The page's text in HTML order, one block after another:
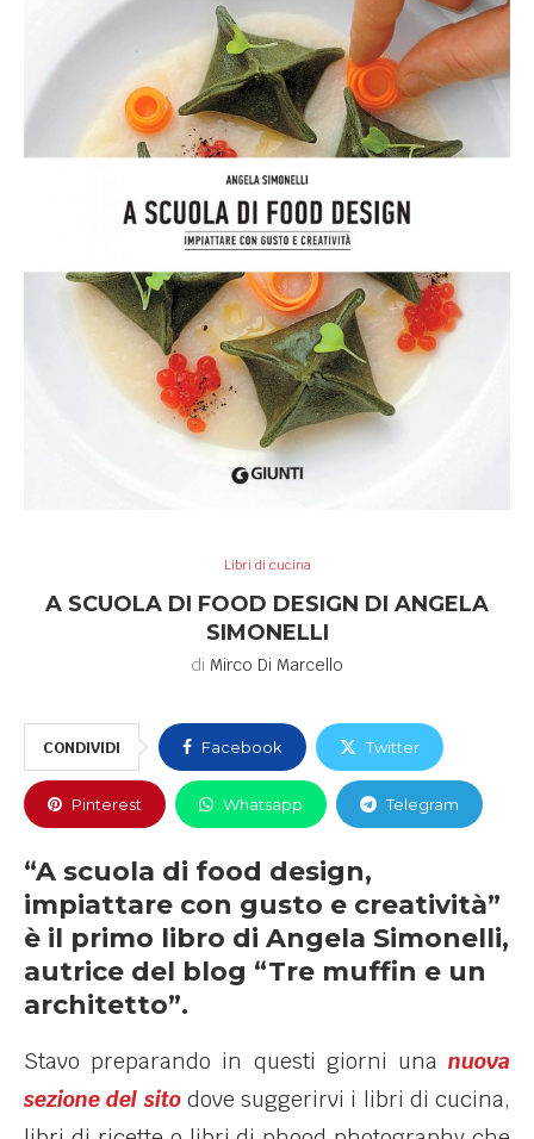
Libri di cucina
A SCUOLA DI FOOD DESIGN DI ANGELA
SIMONELLI
di Mirco Di Marcello
CONDIVIDI Facebook Twitter
Pinterest Whatsapp Telegram
“A scuola di food design,
impiattare con gusto e creatività”
è il primo libro di Angela Simonelli,
autrice del blog “Tre muffin e un
architetto”.
Stavo preparando in questi giorni una nuova
sezione del sitodove suggerirvi i libri di cucina,